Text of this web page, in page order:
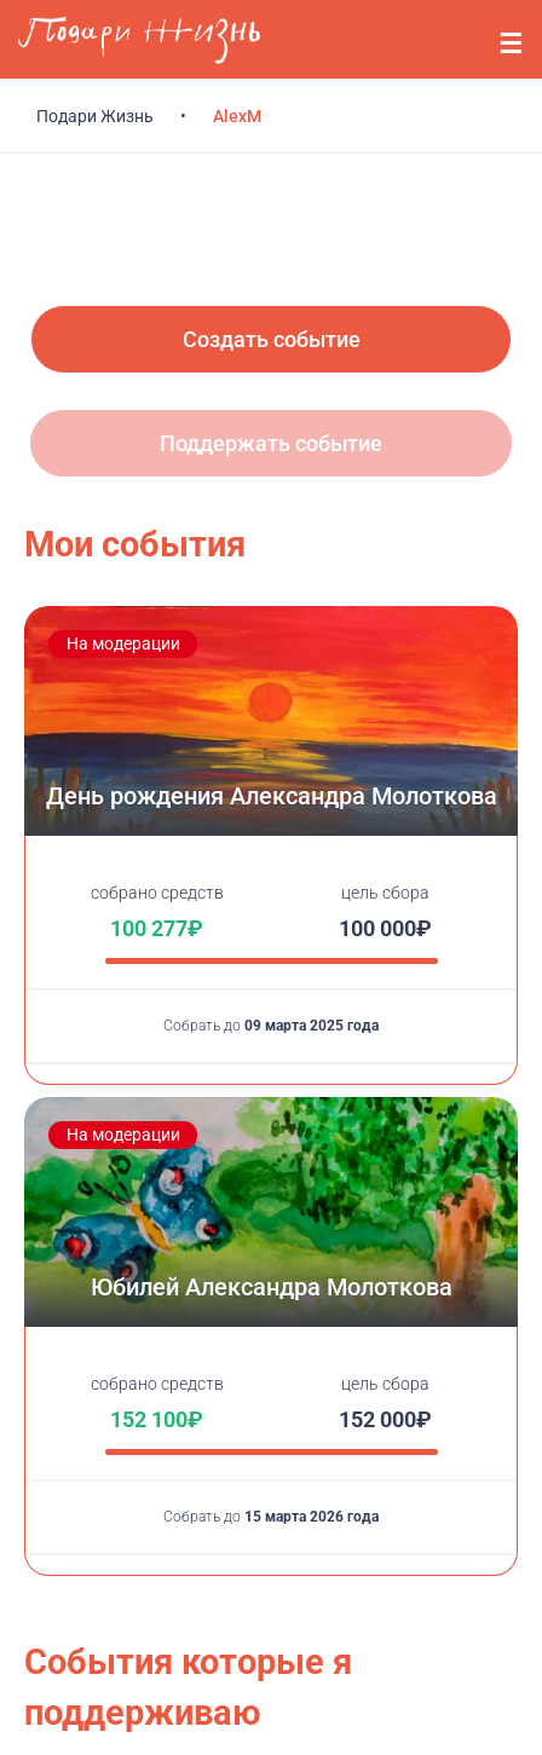
Перейти к основному содержанию
События
Войти
Подари Жизнь • AlexM
Создать событие
Поддержать событие
Мои события
На модерации
День рождения Александра Молоткова
cобрано средств
100 277₽
цель сбора
100 000₽
Собрать до 09 марта 2025 года
На модерации
Юбилей Александра Молоткова
cобрано средств
152 100₽
цель сбора
152 000₽
Собрать до 15 марта 2026 года
События которые я
поддерживаю